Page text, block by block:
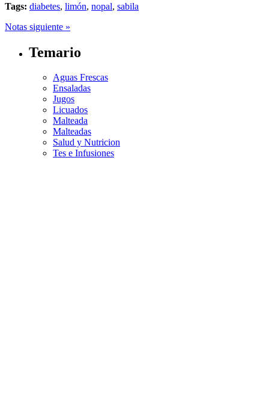
Tags: diabetes, limón, nopal, sabila
Notas siguiente »
Temario
Aguas Frescas
Ensaladas
Jugos
Licuados
Malteada
Malteadas
Salud y Nutricion
Tes e Infusiones